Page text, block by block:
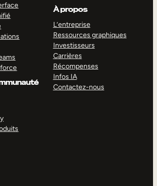
À propos
L’entreprise
Ressources graphiques
Investisseurs
Carrières
Récompenses
Infos IA
Contactez-nous